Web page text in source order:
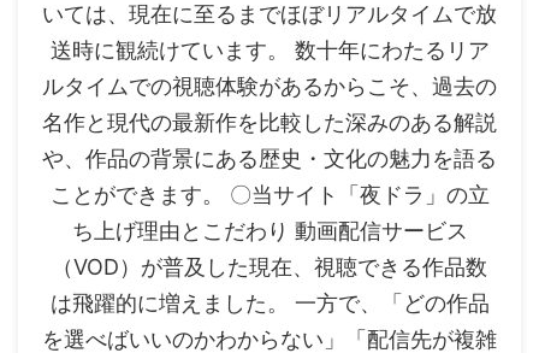
いては、現在に至るまでほぼリアルタイムで放
送時に観続けています。 数十年にわたるリア
ルタイムでの視聴体験があるからこそ、過去の
名作と現代の最新作を比較した深みのある解説
や、作品の背景にある歴史・文化の魅力を語る
ことができます。 〇当サイト「夜ドラ」の立
ち上げ理由とこだわり 動画配信サービス
（VOD）が普及した現在、視聴できる作品数
は飛躍的に増えました。 一方で、「どの作品
を選べばいいのかわからない」「配信先が複雑